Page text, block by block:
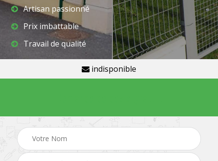
Artisan passionné
Prix imbattable
Travail de qualité
indisponible